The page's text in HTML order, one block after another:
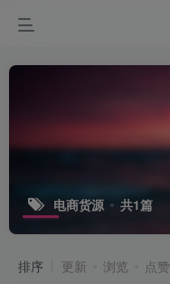
电商货源 共1篇
排序 更新 浏览 点赞